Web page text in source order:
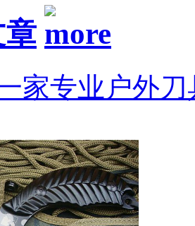
家专业户外